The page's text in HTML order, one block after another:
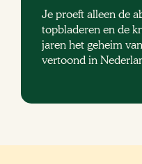
Je proeft alleen de
topbladeren en de
jaren het geheim
vertoond in